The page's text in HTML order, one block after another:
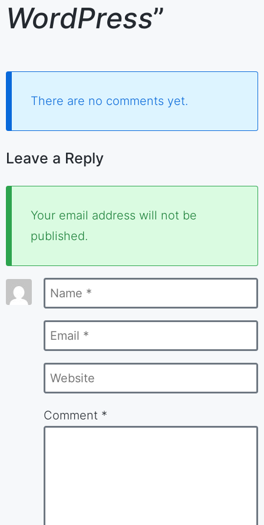
WordPress”
There are no comments yet.
Leave a Reply
Your email address will not be
published.
Required
marked
Name
*
Email
*
Website
Comment *